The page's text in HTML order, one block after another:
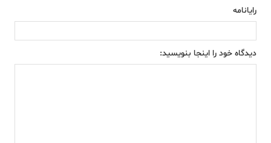
رایانامه
دیدگاه خود را اینجا بنویسید: